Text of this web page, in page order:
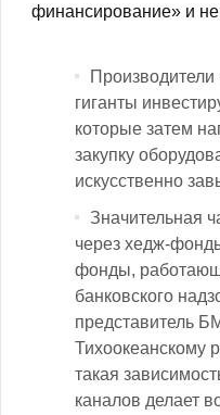
финансирование» и
гиганты
которые затем
закупку
искусственно
Значительная
через хедж-
фонды,
банковского
представитель
Тихоокеанскому
такая
каналов делает